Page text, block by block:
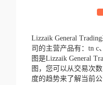
Lizzaik General
司的主营产品有：tn c
图是Lizzaik General
图，您可以从交易次
度的趋势来了解当前